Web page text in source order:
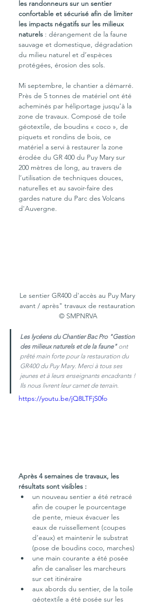
les randonneurs sur un sentier
confortable et sécurisé afin de limiter
les impacts négatifs sur les milieux
naturels : dérangement de la faune
sauvage et domestique, dégradation
du milieu naturel et d’espèces
protégées, érosion des sols.
Mi septembre, le chantier a démarré.
Près de 5 tonnes de matériel ont été
acheminés par héliportage jusqu’à la
zone de travaux. Composé de toile
géotextile, de boudins « coco », de
piquets et rondins de bois, ce
matériel a servi à restaurer la zone
érodée du GR 400 du Puy Mary sur
200 mètres de long, au travers de
l’utilisation de techniques douces,
naturelles et au savoir-faire des
gardes nature du Parc des Volcans
d'Auvergne.
Le sentier GR400 d'accès au Puy Mary
avant / après" travaux de restauration
© SMPNRVA
Les lycéens du Chantier Bac Pro "Gestion
des milieux naturels et de la faune" ont
prêté main forte pour la restauration du
GR400 du Puy Mary. Merci à tous ses
jeunes et à leurs enseignants encadrants !
Ils nous livrent leur carnet de terrain.
https://youtu.be/jQ8LTFjS0fo
Après 4 semaines de travaux, les
résultats sont visibles :
un nouveau sentier a été retracé
afin de couper le pourcentage
de pente, mieux évacuer les
eaux de ruissellement (coupes
d’eaux) et maintenir le substrat
(pose de boudins coco, marches)
une main courante a été posée
afin de canaliser les marcheurs
sur cet itinéraire
aux abords du sentier, de la toile
géotextile a été posée sur les